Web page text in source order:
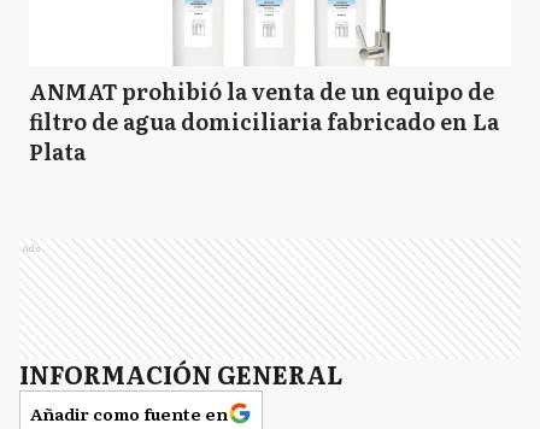
ANMAT prohibió la venta de un equipo de
filtro de agua domiciliaria fabricado en La
Plata
Ads
INFORMACIÓN GENERAL
Añadir como fuente en